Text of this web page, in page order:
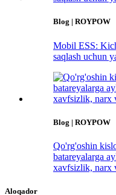
Blog | ROYPOW
Mobil ESS:
saqlash uchun
Blog | ROYPOW
Qo'rg'oshin
batareyalarga
xavfsizlik, narx
Aloqador